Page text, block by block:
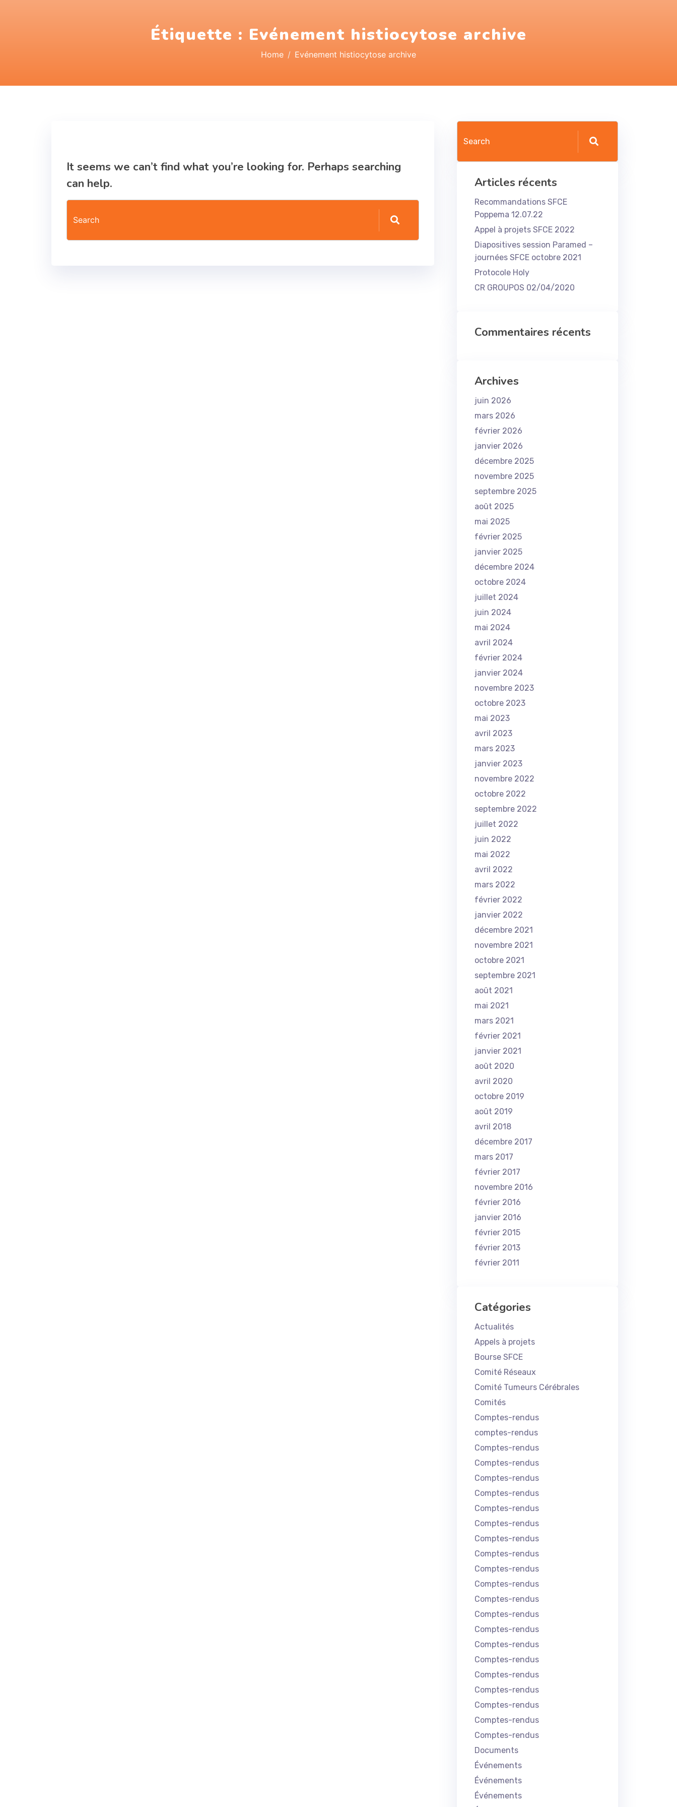
Étiquette : Evénement histiocytose archive
Home Evénement histiocytose archive
It seems we can’t find what you’re looking for. Perhaps searching
can help.
Articles récents
Recommandations SFCE
Poppema 12.07.22
Appel à projets SFCE 2022
Diapositives session Paramed –
journées SFCE octobre 2021
Protocole Holy
CR GROUPOS 02/04/2020
Commentaires récents
Archives
juin 2026
mars 2026
février 2026
janvier 2026
décembre 2025
novembre 2025
septembre 2025
août 2025
mai 2025
février 2025
janvier 2025
décembre 2024
octobre 2024
juillet 2024
juin 2024
mai 2024
avril 2024
février 2024
janvier 2024
novembre 2023
octobre 2023
mai 2023
avril 2023
mars 2023
janvier 2023
novembre 2022
octobre 2022
septembre 2022
juillet 2022
juin 2022
mai 2022
avril 2022
mars 2022
février 2022
janvier 2022
décembre 2021
novembre 2021
octobre 2021
septembre 2021
août 2021
mai 2021
mars 2021
février 2021
janvier 2021
août 2020
avril 2020
octobre 2019
août 2019
avril 2018
décembre 2017
mars 2017
février 2017
novembre 2016
février 2016
janvier 2016
février 2015
février 2013
février 2011
Catégories
Actualités
Appels à projets
Bourse SFCE
Comité Réseaux
Comité Tumeurs Cérébrales
Comités
Comptes-rendus
comptes-rendus
Comptes-rendus
Comptes-rendus
Comptes-rendus
Comptes-rendus
Comptes-rendus
Comptes-rendus
Comptes-rendus
Comptes-rendus
Comptes-rendus
Comptes-rendus
Comptes-rendus
Comptes-rendus
Comptes-rendus
Comptes-rendus
Comptes-rendus
Comptes-rendus
Comptes-rendus
Comptes-rendus
Comptes-rendus
Comptes-rendus
Documents
Événements
Événements
Événements